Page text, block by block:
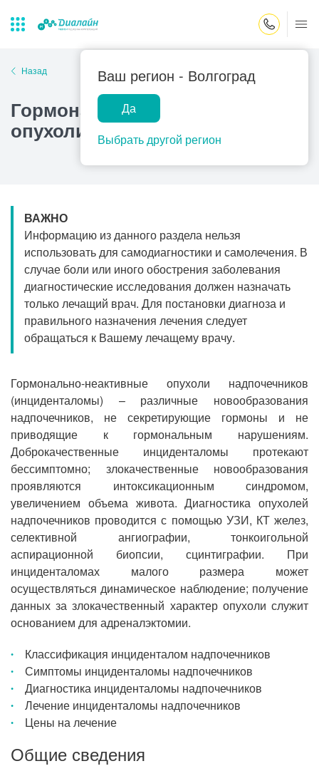
Ваш регион - Волгоград
Да
Выбрать другой регион
Лаборатории
Центр помощи
на дому
Закрыть поиск
Популярные запросы
Прием гинеколога
Прием гастроэнтеролога
Прием офтальмолога
Прием уролога
Прием хирурга
Прием кардиолога
Назад
Гормонально-неактивные
опухоли надпочечников
ВАЖНО
Информацию из данного раздела нельзя
использовать для самодиагностики и самолечения. В
случае боли или иного обострения заболевания
диагностические исследования должен назначать
только лечащий врач. Для постановки диагноза и
правильного назначения лечения следует
обращаться к Вашему лечащему врачу.
Гормонально-неактивные опухоли надпочечников
(инциденталомы) – различные новообразования
надпочечников, не секретирующие гормоны и не
приводящие к гормональным нарушениям.
Доброкачественные инциденталомы протекают
бессимптомно; злокачественные новообразования
проявляются интоксикационным синдромом,
увеличением объема живота. Диагностика опухолей
надпочечников проводится с помощью УЗИ, КТ желез,
селективной ангиографии, тонкоигольной
аспирационной биопсии, сцинтиграфии. При
инциденталомах малого размера может
осуществляться динамическое наблюдение; получение
данных за злокачественный характер опухоли служит
основанием для адреналэктомии.
Классификация инциденталом надпочечников
Симптомы инциденталомы надпочечников
Диагностика инциденталомы надпочечников
Лечение инциденталомы надпочечников
Цены на лечение
Общие сведения